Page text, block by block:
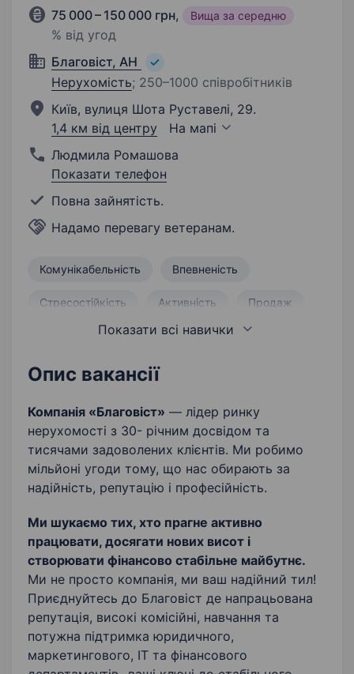
75 000 – 150 000 грн, Вища за середню
% від угод
Благовіст, АН
Нерухомість; 250–1000 співробітників
Київ, вулиця Шота Руставелі, 29.
1,4 км від центру
На мапі
Людмила Ромашова
Показати телефон
Повна зайнятість.
Надамо перевагу ветеранам.
Комунікабельність Впевненість
Стресостійкість Активність Продаж
Робота з великим обсягом інформації
Креативність Надійність
Показати всі навички
Опис вакансії
Компанія «Благовіст» — лідер ринку
нерухомості з 30- річним досвідом та
тисячами задоволених клієнтів. Ми робимо
мільйоні угоди тому, що нас обирають за
надійність, репутацію і професійність.
Ми шукаємо тих, хто прагне активно
працювати, досягати нових висот і
створювати фінансово стабільне майбутнє.
Ми не просто компанія, ми ваш надійний тил!
Приєднуйтесь до Благовіст де напрацьована
репутація, високі комісійні, навчання та
потужна підтримка юридичного,
маркетингового, IT та фінансового